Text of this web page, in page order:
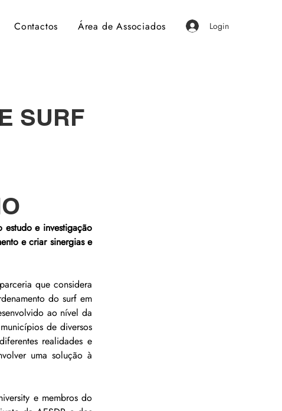
Contactos Área de Associados Login
SURF
estudo e investigação
e criar sinergias e
que considera
do surf em
ao nível da
de diversos
realidades e
uma solução à
e membros do